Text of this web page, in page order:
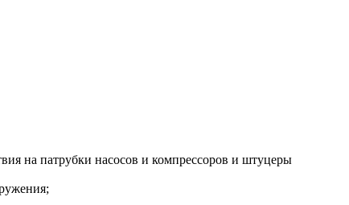
на патрубки насосов и компрессоров и штуцеры